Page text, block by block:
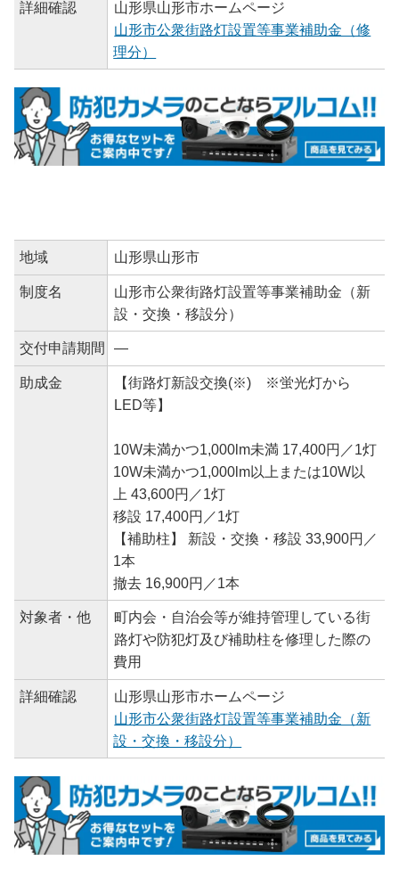
詳細確認
山形県山形市ホームページ
山形市公衆街路灯設置等事業補助金（修
理分）
地域 山形県山形市
制度名
山形市公衆街路灯設置等事業補助金（新
設・交換・移設分）
交付申請期間 ―
助成金
【街路灯新設交換(※) ※蛍光灯から
LED等】
10W未満かつ1,000lm未満 17,400円／1灯
10W未満かつ1,000lm以上または10W以
上 43,600円／1灯
移設 17,400円／1灯
【補助柱】 新設・交換・移設 33,900円／
1本
撤去 16,900円／1本
対象者・他
町内会・自治会等が維持管理している街
路灯や防犯灯及び補助柱を修理した際の
費用
詳細確認
山形県山形市ホームページ
山形市公衆街路灯設置等事業補助金（新
設・交換・移設分）